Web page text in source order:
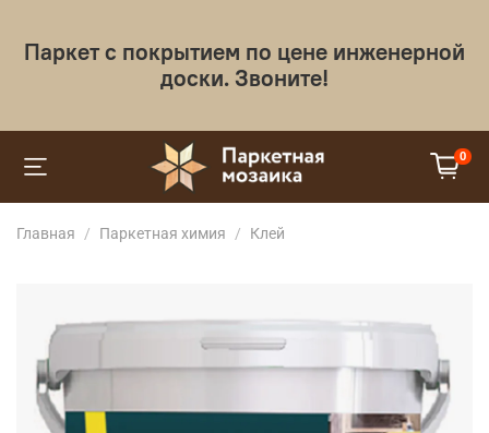
Паркет с покрытием по цене инженерной
доски. Звоните!
0
Главная Паркетная химия Клей